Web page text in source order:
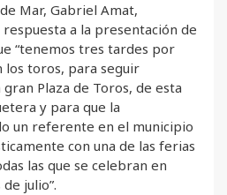
Mar, Gabriel Amat,
a la presentación de
“tenemos tres tardes por
los toros, para seguir
Plaza de Toros, de esta
y para que la
un referente en el municipio
con una de las ferias
las que se celebran en
julio”.